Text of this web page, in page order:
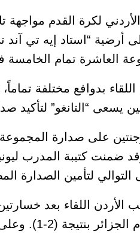
لكرة القدم مواجهة
“استاد إيه تي آند
العاشرة تمام الخامسة
اللقاء بدوافع مختلفة
يسعى “التانغو” لتأكيد
التوالي لتأمين الصدارة
اللقاء بعد خسارتين
(3-1)